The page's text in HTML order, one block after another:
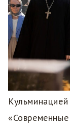
«Современные